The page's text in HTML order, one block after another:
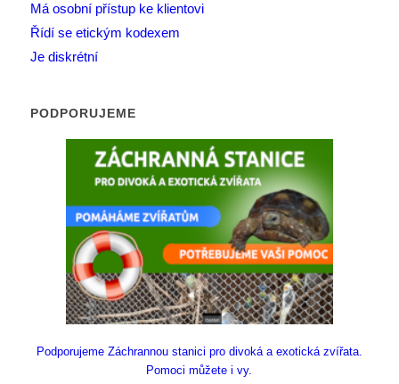
Má osobní přístup ke klientovi
Řídí se etickým kodexem
Je diskrétní
PODPORUJEME
Podporujeme Záchrannou stanici pro divoká a exotická zvířata.
Pomoci můžete i vy.